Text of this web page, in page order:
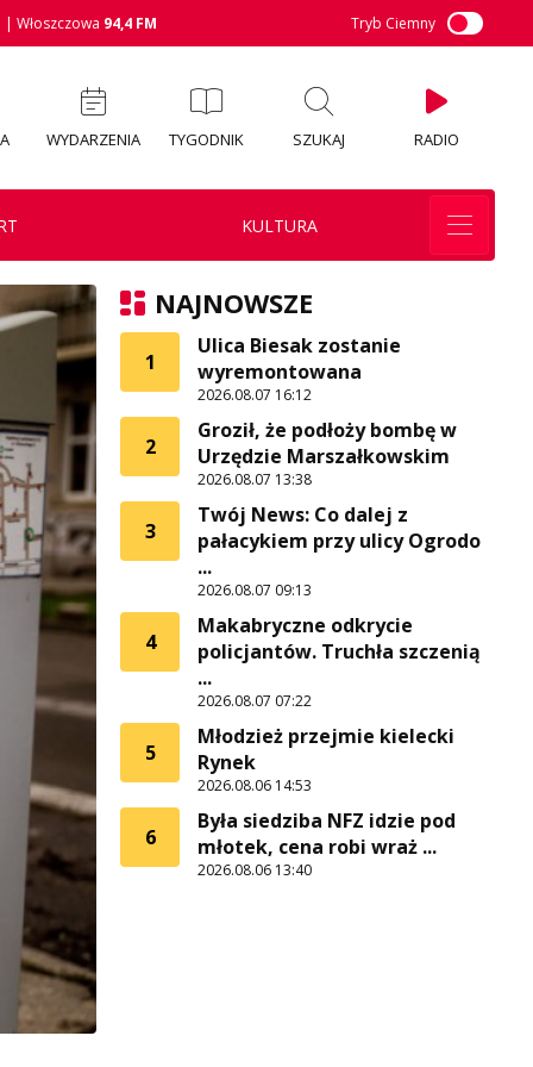
| Włoszczowa 94,4 FM Tryb Ciemny
WYDARZENIA TYGODNIK SZUKAJ RADIO
KULTURA
NAJNOWSZE
1
Ulica Biesak zostanie
wyremontowana
2026.08.07 16:12
2
Groził, że podłoży bombę w
Urzędzie Marszałkowskim
2026.08.07 13:38
3
Twój News: Co dalej z
pałacykiem przy ulicy Ogrodo
...
2026.08.07 09:13
4
Makabryczne odkrycie
policjantów. Truchła szczenią
...
2026.08.07 07:22
5
Młodzież przejmie kielecki
Rynek
2026.08.06 14:53
6
Była siedziba NFZ idzie pod
młotek, cena robi wraż ...
2026.08.06 13:40